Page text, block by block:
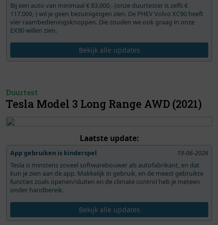
Bij een auto van minimaal € 83.000,- (onze duurtester is zelfs €
117.000,-) wil je geen bezuinigingen zien. De PHEV Volvo XC90 heeft
vier raambedieningsknoppen. Die zouden we ook graag in onze
EX90 willen zien.
Bekijk alle updates
Duurtest
Tesla Model 3 Long Range AWD (2021)
Laatste update:
App gebruiken is kinderspel
19-06-2026
Tesla is minstens zoveel softwarebouwer als autofabrikant, en dat
kun je zien aan de app. Makkelijk in gebruik, en de meest gebruikte
functies zoals openen/sluiten en de climate control heb je meteen
onder handbereik.
Bekijk alle updates